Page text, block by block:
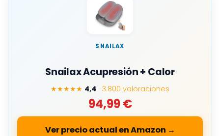
SNAILAX
Snailax Acupresión + Calor
★★★★★ 4,4 · 3.800 valoraciones
94,99 €
Ver precio actual en Amazon →